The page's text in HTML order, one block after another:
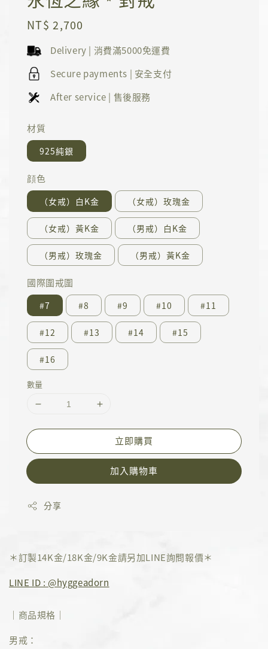
Regular
NT$ 2,700
Delivery | 消費滿5000免運費
Secure payments | 安全支付
After service | 售後服務
材質
925純銀
顔色
（女戒）白K金 （女戒）玫瑰金
（女戒）黃K金 （男戒）白K金
（男戒）玫瑰金 （男戒）黃K金
國際圍戒圍
#7 #8 #9 #10 #11
#12 #13 #14 #15
#16
數量
立即購買
加入購物車
分享
＊訂製14K金/18K金/9K金請另加LINE詢問報價＊
LINE ID : @hyggeadorn
｜商品規格｜
男戒：